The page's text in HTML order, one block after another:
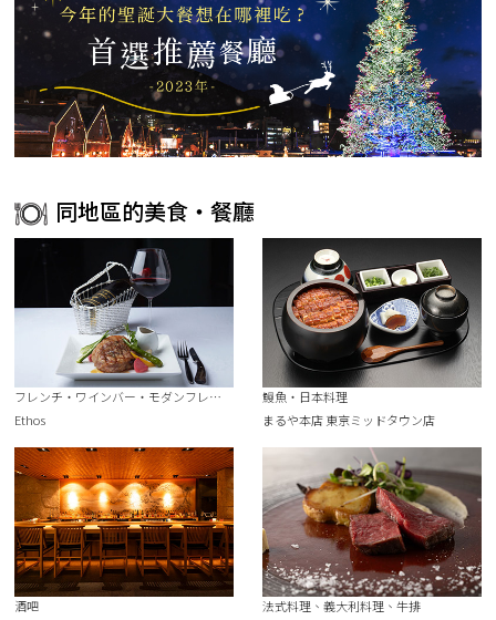
同地區的美食・餐廳
フレンチ・ワインバー・モダンフレンチ
Ethos
鰻魚・日本料理
まるや本店 東京ミッドタウン店
酒吧
法式料理、義大利料理、牛排